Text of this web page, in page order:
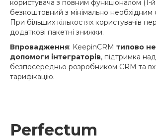
користувача з повним функціоналом (1-
безкоштовний з мінімально необхідним
При більших кількостях користувачів
додаткові пакетні знижки.
Впровадження: KeepinCRM типово
допомоги інтеграторів, підтримка
безпосередньо розробником CRM та
тарифікацію.
Perfectum